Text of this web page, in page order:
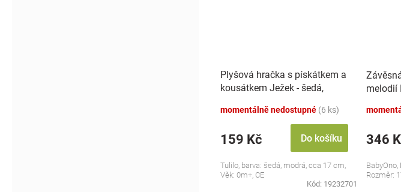
Plyšová hračka s pískátkem a
kousátkem Ježek - šedá,
momentálně nedostupné (6 ks)
159 Kč Do košíku
Tulilo, barva: šedá, modrá, cca 17 cm,
Věk: 0m+, CE
Kód: 19232701
melodií
346
BabyOno,
Rozměr: